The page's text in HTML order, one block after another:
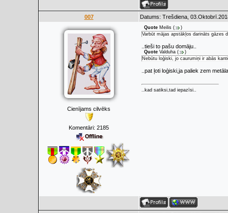
007 Datums: Trešdiena,
Cienījams cilvēks
Komentāri: 2185
Quote Meilis (
)
Varbūt mājas apstākļos darināts gāzes
..tieši to pašu domāju..
Quote Valduha (
)
Nebūtu loģiski, jo caurumiņi ir abās
..pat ļoti loģiski,ja paliek zem
..kad satiksi,tad iepazīsi..